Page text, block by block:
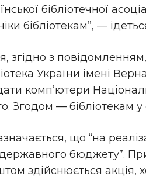
бібліотечної
бібліотекам”, —
згідно з
України імені
комп’ютери
Згодом — бібліотекам у
що “на
бюджету”.
здійснюється акція,